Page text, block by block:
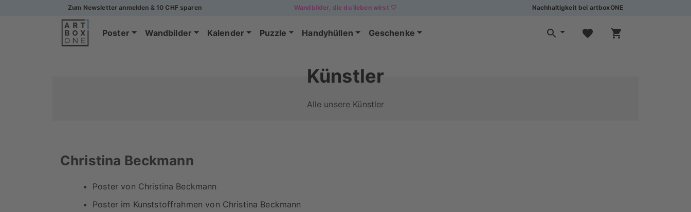
Zum Newsletter anmelden & 10 CHF sparen Wandbilder, die du lieben wirst 🤍 Nachhaltigkeit bei artboxONE
Poster Wandbilder Kalender Puzzle Handyhüllen Geschenke
Künstler
Alle unsere Künstler
Christina Beckmann
Poster von Christina Beckmann
Poster im Kunststoffrahmen von Christina Beckmann